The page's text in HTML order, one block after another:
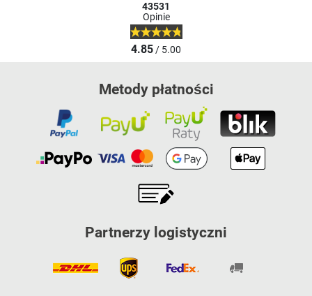
43531
Opinie
4.85/ 5.00
Metody płatności
Partnerzy logistyczni